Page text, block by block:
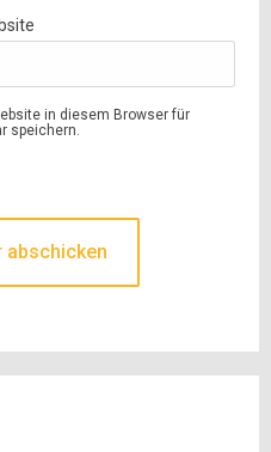
in diesem Browser für
speichern.